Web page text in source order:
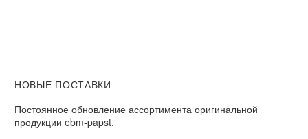
НОВЫЕ ПОСТАВКИ
Постоянное обновление ассортимента оригинальной
продукции ebm-papst.